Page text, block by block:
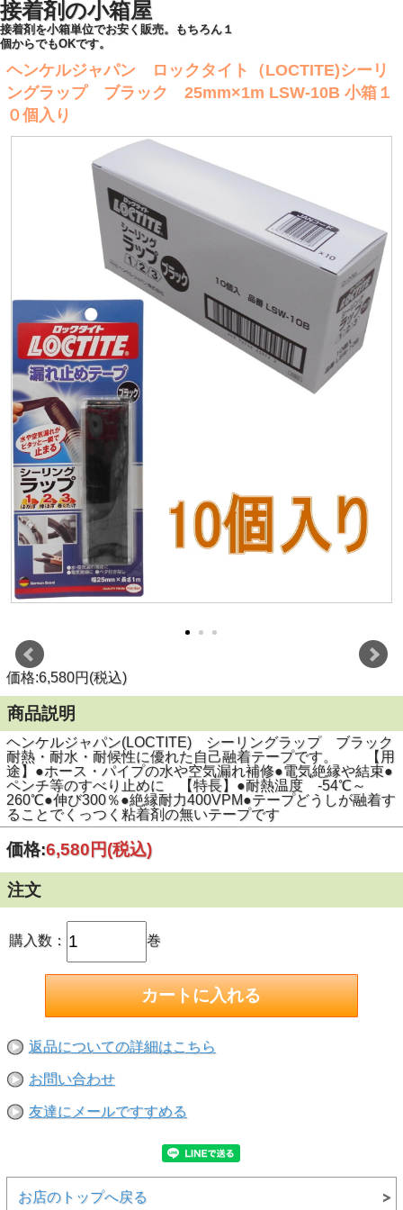
接着剤の小箱屋
接着剤を小箱単位でお安く販売。もちろん１
個からでもOKです。
ヘンケルジャパン ロックタイト（LOCTITE)シーリ
ングラップ ブラック 25mm×1m LSW-10B 小箱１
０個入り
価格:6,580円(税込)
商品説明
ヘンケルジャパン(LOCTITE) シーリングラップ ブラック
耐熱・耐水・耐候性に優れた自己融着テープです。 【用
途】●ホース・パイプの水や空気漏れ補修●電気絶縁や結束●
ペンチ等のすべり止めに 【特長】●耐熱温度 -54℃～
260℃●伸び300％●絶縁耐力400VPM●テープどうしが融着す
ることでくっつく粘着剤の無いテープです
価格:6,580円(税込)
注文
購入数： 巻
返品についての詳細はこちら
お問い合わせ
友達にメールですすめる
お店のトップへ戻る